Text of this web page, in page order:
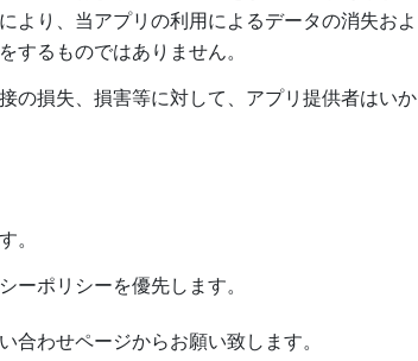
より、当アプリの利用によるデータの消失およ
するものではありません。
の損失、損害等に対して、アプリ提供者はいか
。
ーポリシーを優先します。
合わせページからお願い致します。